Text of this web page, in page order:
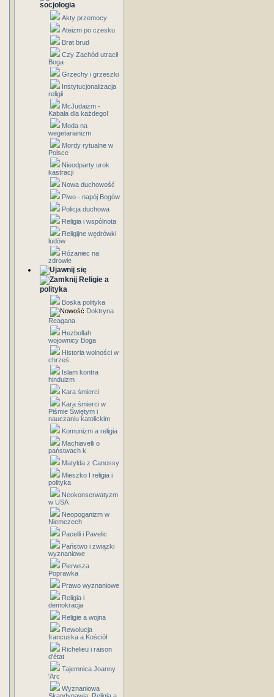
socjologia
Akty przemocy
Ateizm po czesku
Brat brud
Czy Zachód utracił
Boga
Grzechy i grzeszki
Instytucjonalizacja
religii
McJudaizm -
Kabała dla każdego!
Moda na
wegetarianizm
Mordy rytualne w
Polsce
Nieodparty urok
kastracji
Nowa duchowość
Piwo - napój Bogów
Policja duchowa
Religia i wspólnota
Religijne wędrówki
ludów
Różaniec na
zdrowie
Religie a
polityka
Boska polityka
Doktryna
Reagana
Hezbollah
wojownicy Boga
Historia wolności w
chrześ.
Islam kontra
hinduizm
Kara śmierci
Kara śmierci w
Piśmie Świętym i
nauczaniu katolickim
Komunizm a religia
Machiavelli o
państwach k
Matylda z Canossy
Mieszko I religia i
polityka
Neokonserwatyzm
w USA
Neopoganizm w
Niemczech
Pacelli i Pavelic
Państwo i związki
wyznaniowe
Pierwsza
Poprawka
Prawo wyznaniowe
Religia i
demokracja
Religie a wojna
Rewolucja
francuska a Kościół
Richelieu i raison
d'état
Tajemnica Joanny
'Arc
Wyznaniowa